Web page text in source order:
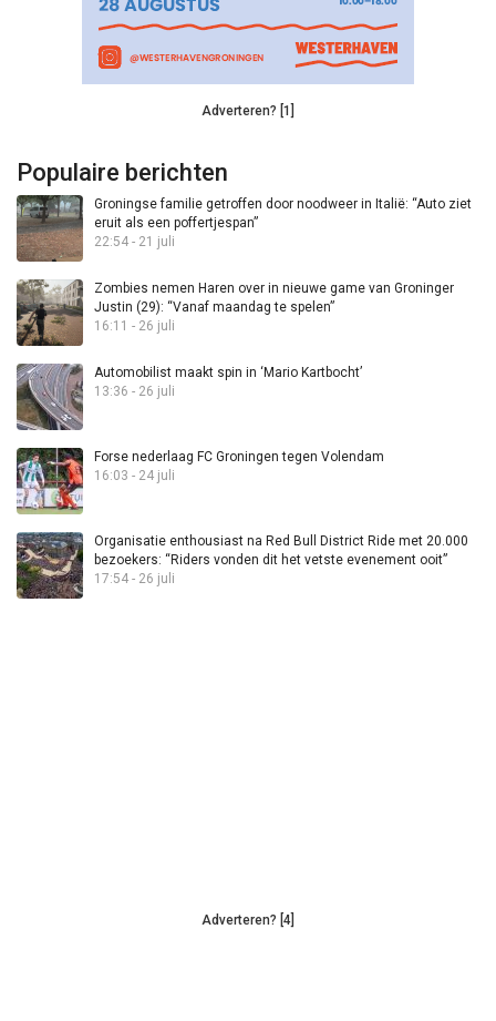
Adverteren? [1]
Populaire berichten
Groningse familie getroffen door noodweer in Italië: “Auto ziet
eruit als een poffertjespan”
22:54 - 21 juli
Zombies nemen Haren over in nieuwe game van Groninger
Justin (29): “Vanaf maandag te spelen”
16:11 - 26 juli
Automobilist maakt spin in ‘Mario Kartbocht’
13:36 - 26 juli
Forse nederlaag FC Groningen tegen Volendam
16:03 - 24 juli
Organisatie enthousiast na Red Bull District Ride met 20.000
bezoekers: “Riders vonden dit het vetste evenement ooit”
17:54 - 26 juli
Adverteren? [4]